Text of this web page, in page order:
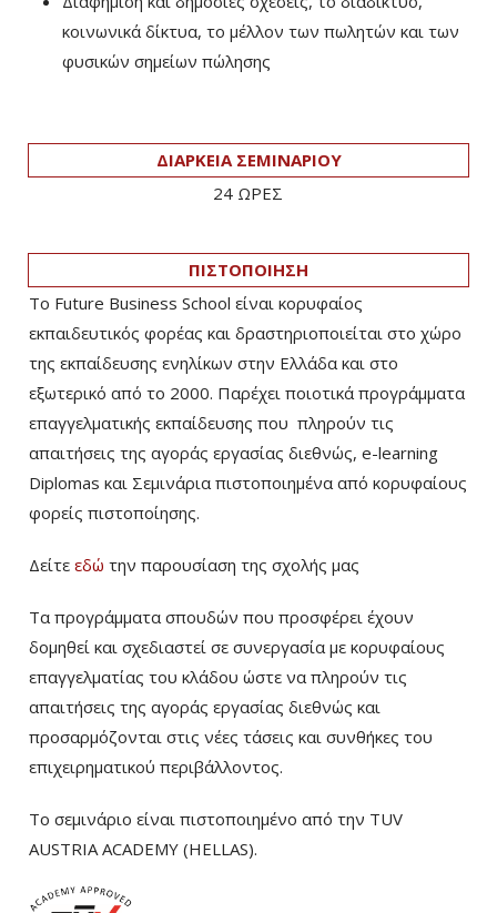
κοινωνικά δίκτυα, το μέλλον των πωλητών και των
φυσικών σημείων πώλησης
ΔΙΑΡΚΕΙΑ ΣΕΜΙΝΑΡΙΟΥ
24 ΩΡΕΣ
ΠΙΣΤΟΠΟΙΗΣΗ
Το Future Business School είναι κορυφαίος
εκπαιδευτικός φορέας και δραστηριοποιείται στο χώρο
της εκπαίδευσης ενηλίκων στην Ελλάδα και στο
εξωτερικό από το 2000. Παρέχει ποιοτικά προγράμματα
επαγγελματικής εκπαίδευσης που πληρούν τις
απαιτήσεις της αγοράς εργασίας διεθνώς, e-learning
Diplomas και Σεμινάρια πιστοποιημένα από κορυφαίους
φορείς πιστοποίησης.
Δείτε εδώ την παρουσίαση της σχολής μας
Τα προγράμματα σπουδών που προσφέρει έχουν
δομηθεί και σχεδιαστεί σε συνεργασία με κορυφαίους
επαγγελματίας του κλάδου ώστε να πληρούν τις
απαιτήσεις της αγοράς εργασίας διεθνώς και
προσαρμόζονται στις νέες τάσεις και συνθήκες του
επιχειρηματικού περιβάλλοντος.
Το σεμινάριο είναι πιστοποιημένο από την TUV
AUSTRIA ACADEMY (HELLAS).